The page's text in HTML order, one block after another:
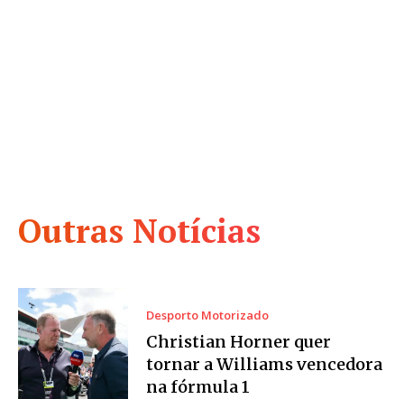
Outras Notícias
Desporto Motorizado
Christian Horner quer
tornar a Williams vencedora
na fórmula 1